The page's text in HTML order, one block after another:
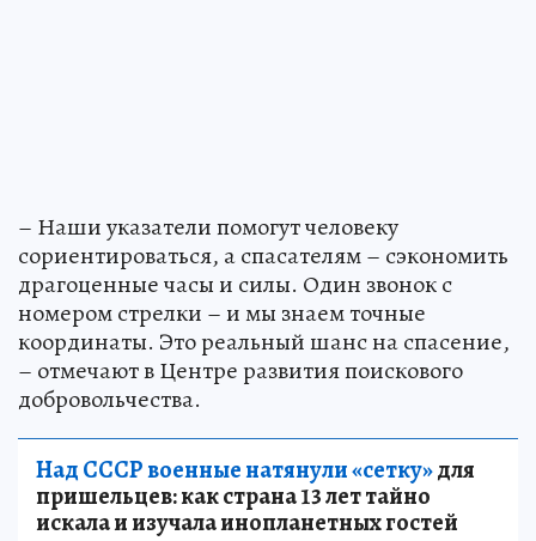
– Наши указатели помогут человеку
сориентироваться, а спасателям – сэкономить
драгоценные часы и силы. Один звонок с
номером стрелки – и мы знаем точные
координаты. Это реальный шанс на спасение,
– отмечают в Центре развития поискового
добровольчества.
Над СССР военные натянули «сетку»для
пришельцев: как страна 13 лет тайно
искала и изучала инопланетных гостей